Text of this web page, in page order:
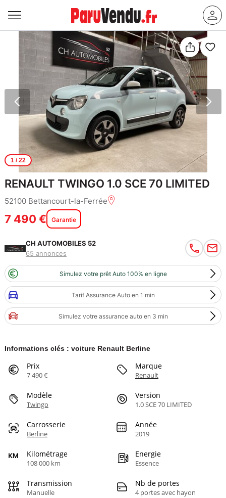
1/ 22
RENAULT TWINGO 1.0 SCE 70 LIMITED
52100 Bettancourt-la-Ferrée
7 490 € Garantie
CH AUTOMOBILES 52
65 annonces
Simulez votre prêt Auto 100% en ligne
Tarif Assurance Auto en 1 min
Simulez votre assurance auto en 3 min
Informations clés : voiture Renault Berline
Prix
7 490 €
Marque
Renault
Modèle
Twingo
Version
1.0 SCE 70 LIMITED
Carrosserie
Berline
Année
2019
Kilométrage
108 000 km
Energie
Essence
Transmission
Manuelle
Nb de portes
4 portes avec hayon